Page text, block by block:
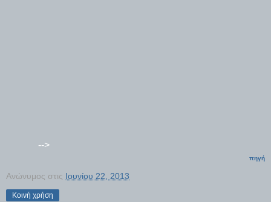
-->
πηγή
Ανώνυμος στις Ιουνίου 22, 2013
Κοινή χρήση